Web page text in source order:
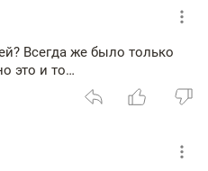
Всегда же было только
это и то…